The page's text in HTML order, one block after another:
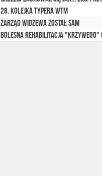
28. kolejka Typera WTM
Zarząd Widzewa został sam
Bolesna rehabilitacja "Krzywego"